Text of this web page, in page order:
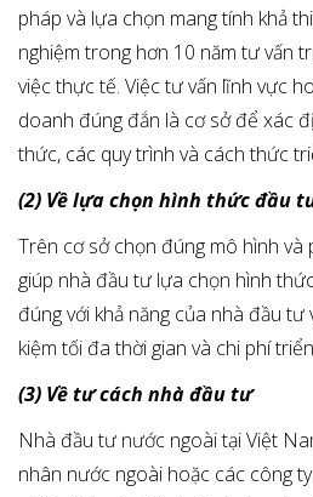
pháp và lựa chọn mang tính khả
nghiệm trong hơn 10 năm tư vấn
việc thực tế. Việc tư vấn lĩnh vực
doanh đúng đắn là cơ sở để xác
thức, các quy trình và cách thức
(2) Về lựa chọn hình thức đầu
Trên cơ sở chọn đúng mô hình và
giúp nhà đầu tư lựa chọn hình
đúng với khả năng của nhà đầu
kiệm tối đa thời gian và chi phí
(3) Về tư cách nhà đầu tư
Nhà đầu tư nước ngoài tại Việt
nhân nước ngoài hoặc các công